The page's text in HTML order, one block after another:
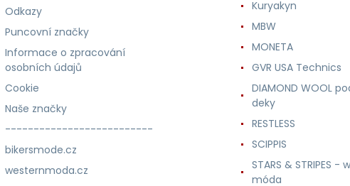
Odkazy
Puncovní značky
Informace o zpracování
osobních údajů
Cookie
Naše značky
--------------------------
bikersmode.cz
westernmoda.cz
Kuryakyn
MBW
MONETA
GVR USA Technics
DIAMOND WOOL
deky
RESTLESS
SCIPPIS
STARS & STRIPES -
móda